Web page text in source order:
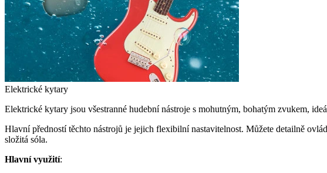
Elektrické kytary
Elektrické kytary jsou všestranné hudební nástroje s mohutným, bohatým zvukem,
Hlavní předností těchto nástrojů je jejich flexibilní nastavitelnost. Můžete detailně
složitá sóla.
Hlavní využití: